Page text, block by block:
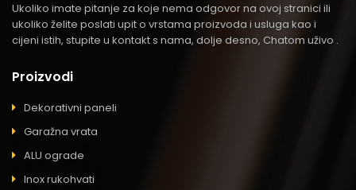
Ukoliko imate pitanje za koje nema odgovor na ovoj stranici ili
ukoliko želite poslati upit o vrstama proizvoda i usluga kao i
cijeni istih, stupite u kontakt s nama, dolje desno, Chatom uživo .
Proizvodi
Dekorativni paneli
Garažna vrata
ALU ograde
Inox rukohvati